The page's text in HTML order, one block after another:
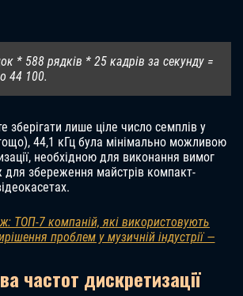
* 588 рядків * 25 кадрів за секунду =
44 100.
зберігати лише ціле число семплів у
44,1 кГц була мінімально можливою
необхідною для виконання вимог
для збереження майстрів компакт-
ТОП-7 компаній, які використовують
проблем у музичній індустрії —
частот дискретизації